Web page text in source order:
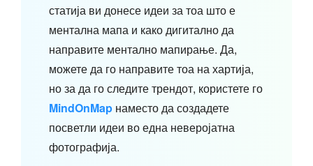
статија ви донесе идеи за тоа што е
ментална мапа и како дигитално да
направите ментално мапирање. Да,
можете да го направите тоа на хартија,
но за да го следите трендот, користете го
MindOnMap наместо да создадете
посветли идеи во една неверојатна
фотографија.